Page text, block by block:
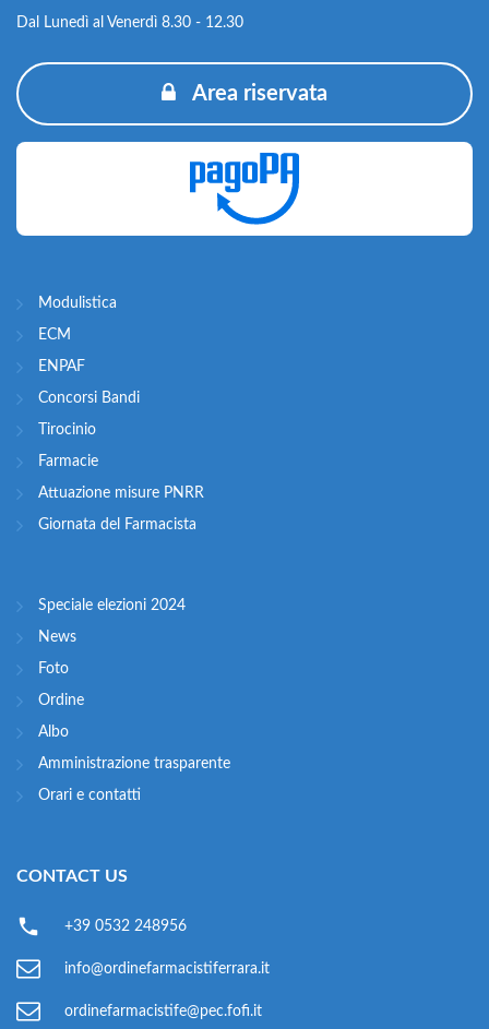
Dal Lunedì al Venerdì 8.30 - 12.30
Area riservata
Modulistica
ECM
ENPAF
Concorsi Bandi
Tirocinio
Farmacie
Attuazione misure PNRR
Giornata del Farmacista
Speciale elezioni 2024
News
Foto
Ordine
Albo
Amministrazione trasparente
Orari e contatti
CONTACT US
+39 0532 248956
info@ordinefarmacistiferrara.it
ordinefarmacistife@pec.fofi.it